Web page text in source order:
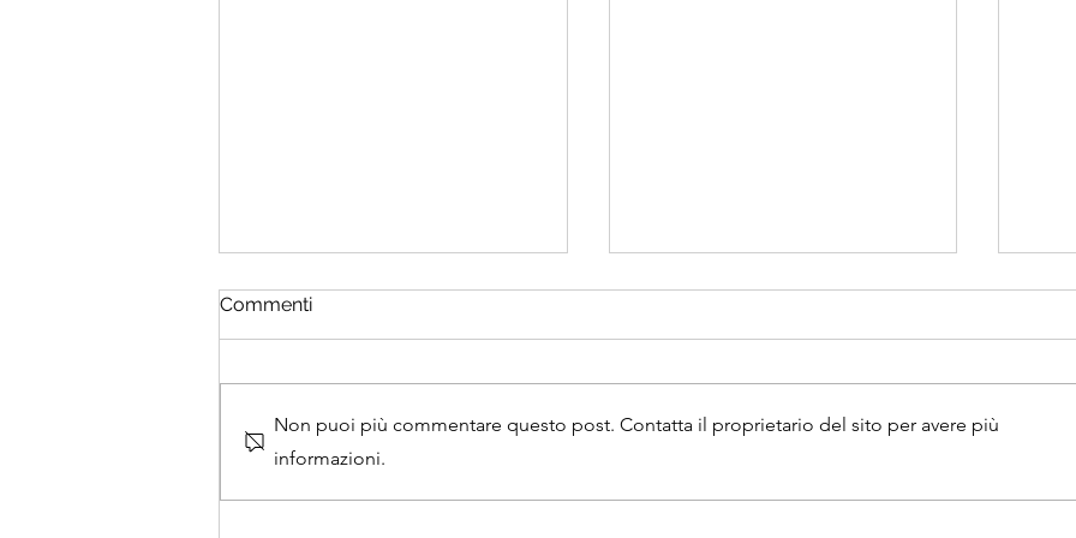
# ZERO-SETTANTA-CINQUE
#zerosettantacinque
#vino #serendipity #serendipità
#bottle #bottiglia #taste #love
# LASCIA IL TUO EGO
# MI
Commenti
Non puoi più commentare questo post. Contatta il proprietario del sito per avere più
informazioni.